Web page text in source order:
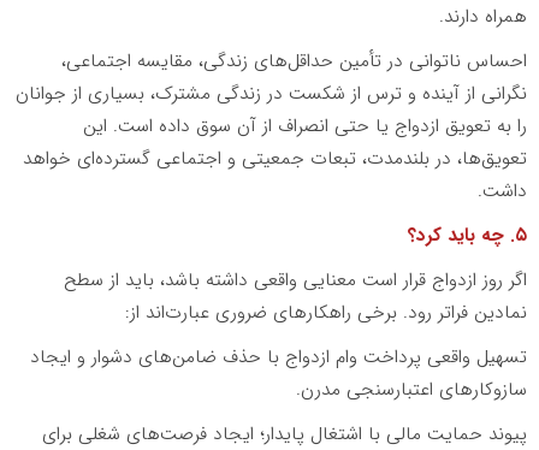
همراه دارند.
احساس ناتوانی در تأمین حداقل‌های زندگی، مقایسه اجتماعی،
نگرانی از آینده و ترس از شکست در زندگی مشترک، بسیاری از جوانان
را به تعویق ازدواج یا حتی انصراف از آن سوق داده است. این
تعویق‌ها، در بلندمدت، تبعات جمعیتی و اجتماعی گسترده‌ای خواهد
داشت.
۵. چه باید کرد؟
اگر روز ازدواج قرار است معنایی واقعی داشته باشد، باید از سطح
نمادین فراتر رود. برخی راهکارهای ضروری عبارت‌اند از:
تسهیل واقعی پرداخت وام ازدواج با حذف ضامن‌های دشوار و ایجاد
سازوکارهای اعتبارسنجی مدرن.
پیوند حمایت مالی با اشتغال پایدار؛ ایجاد فرصت‌های شغلی برای